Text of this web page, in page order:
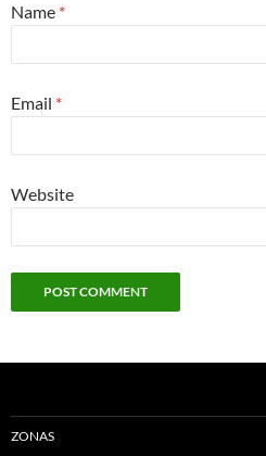
Name *
Email *
Website
ZONAS